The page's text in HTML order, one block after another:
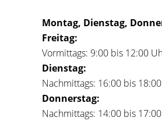
Montag, Dienstag,
Freitag:
Vormittags: 9:00 bis 12:00
Dienstag:
Nachmittags: 16:00 bis
Donnerstag:
Nachmittags: 14:00 bis